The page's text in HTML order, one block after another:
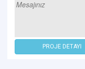
PROJE DETAYI